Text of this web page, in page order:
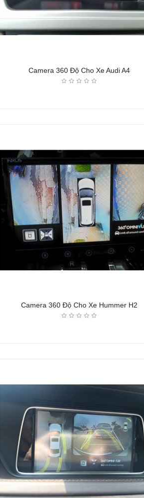
Camera 360 Độ Cho Xe Audi A4
Camera 360 Độ Cho Xe Hummer H2